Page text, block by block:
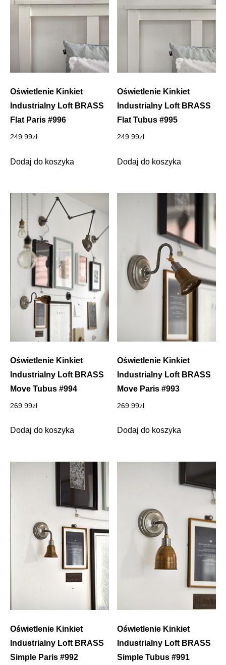
Oświetlenie Kinkiet
Industrialny Loft BRASS
Flat Paris #996
249.99zł
Dodaj do koszyka
Oświetlenie Kinkiet
Industrialny Loft BRASS
Flat Tubus #995
249.99zł
Dodaj do koszyka
Oświetlenie Kinkiet
Industrialny Loft BRASS
Move Tubus #994
269.99zł
Dodaj do koszyka
Oświetlenie Kinkiet
Industrialny Loft BRASS
Move Paris #993
269.99zł
Dodaj do koszyka
Oświetlenie Kinkiet
Industrialny Loft BRASS
Simple Paris #992
Oświetlenie Kinkiet
Industrialny Loft BRASS
Simple Tubus #991